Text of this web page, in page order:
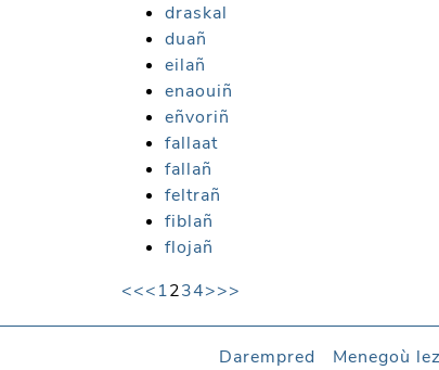
draskal
duañ
eilañ
enaouiñ
eñvoriñ
fallaat
fallañ
feltrañ
fiblañ
flojañ
<<<1234>>>
Darempred Menegoù